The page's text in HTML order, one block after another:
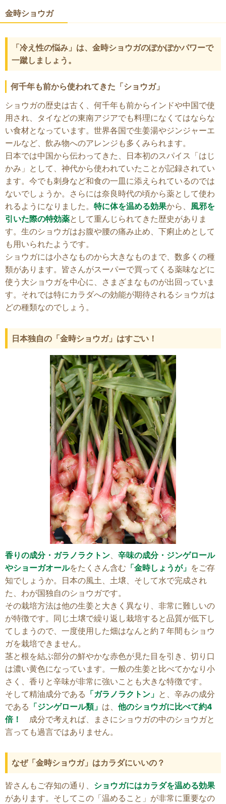
金時ショウガ
「冷え性の悩み」は、金時ショウガのぽかぽかパワーで
一蹴しましょう。
何千年も前から使われてきた「ショウガ」
ショウガの歴史は古く、何千年も前からインドや中国で使
用され、タイなどの東南アジアでも料理になくてはならな
い食材となっています。世界各国で生姜湯やジンジャーエ
ールなど、飲み物へのアレンジも多くみられます。
日本では中国から伝わってきた、日本初のスパイス「はじ
かみ」として、神代から使われていたことが記録されてい
ます。今でも刺身など和食の一皿に添えられているのでは
ないでしょうか。さらには奈良時代の頃から薬として使わ
れるようになりました。 特に体を温める効果から、 風邪を
引いた際の特効薬として重んじられてきた歴史がありま
す。生のショウガはお腹や腰の痛み止め、下痢止めとして
も用いられたようです。
ショウガには小さなものから大きなものまで、数多くの種
類があります。皆さんがスーパーで買ってくる薬味などに
使う大ショウガを中心に、さまざまなものが出回っていま
す。それでは特にカラダへの効能が期待されるショウガは
どの種類なのでしょう。
日本独自の「金時ショウガ」はすごい！
香りの成分・ガラノラクトン、 辛味の成分・ジンゲロール
やショーガオールをたくさん含む 「金時しょうが」 をご存
知でしょうか。日本の風土、土壌、そして水で完成され
た、わが国独自のショウガです。
その栽培方法は他の生姜と大きく異なり、非常に難しいの
が特徴です。同じ土壌で繰り返し栽培すると品質が低下し
てしまうので、一度使用した畑はなんと約７年間もショウ
ガを栽培できません。
茎と根を結ぶ部分の鮮やかな赤色が見た目を引き、切り口
は濃い黄色になっています。一般の生姜と比べてかなり小
さく、香りと辛味が非常に強いことも大きな特徴です。
そして精油成分である 「ガラノラクトン」 と、辛みの成分
である 「ジンゲロール類」 は、 他のショウガに比べて約4
倍！
成分で考えれば、まさにショウガの中のショウガと
言っても過言ではありません。
なぜ「金時ショウガ」はカラダにいいの？
皆さんもご存知の通り、 ショウガにはカラダを温める効果
があります。そしてこの「温めること」が非常に重要なの